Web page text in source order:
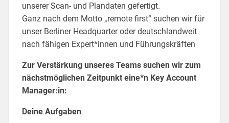
unserer Scan- und Plandaten gefertigt.
Ganz nach dem Motto „remote first“ suchen wir für
unser Berliner Headquarter oder deutschlandweit
nach fähigen Expert*innen und Führungskräften
Zur Verstärkung unseres Teams suchen wir zum
nächstmöglichen Zeitpunkt eine*n Key Account
Manager:in:
Deine Aufgaben